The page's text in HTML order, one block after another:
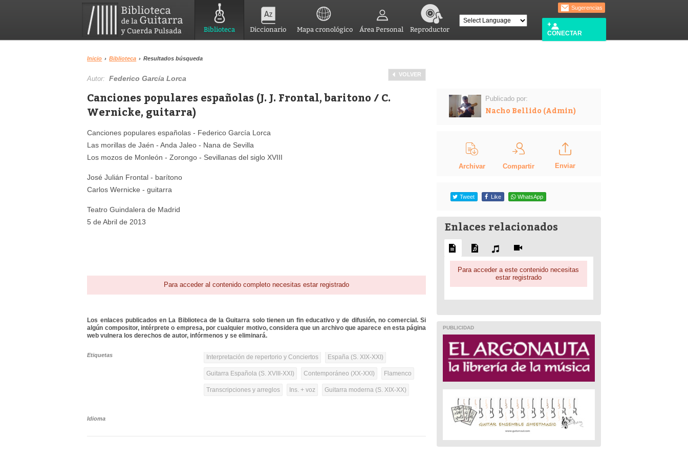
Biblioteca Diccionario Mapa cronológico Área Personal Reproductor
Sugerencias
CONECTAR
Inicio › Biblioteca › Resultados búsqueda
VOLVER
Autor:Federico García Lorca
Canciones populares españolas (J. J. Frontal, baritono / C.
Wernicke, guitarra)
Canciones populares españolas - Federico García Lorca
Las morillas de Jaén - Anda Jaleo - Nana de Sevilla
Los mozos de Monleón - Zorongo - Sevillanas del siglo XVIII
José Julián Frontal - barítono
Carlos Wernicke - guitarra
Teatro Guindalera de Madrid
5 de Abril de 2013
Para acceder al contenido completo necesitas estar registrado
Los enlaces publicados en La Biblioteca de la Guitarra solo tienen un fin educativo y de difusión, no comercial. Si
algún compositor, intérprete o empresa, por cualquier motivo, considera que un archivo que aparece en esta página
web vulnera los derechos de autor, infórmenos y se eliminará.
Etiquetas Interpretación de repertorio y Conciertos España (S. XIX-XXI)
Guitarra Española (S. XVIII-XXI) Contemporáneo (XX-XXI) Flamenco
Transcripciones y arreglos Ins. + voz Guitarra moderna (S. XIX-XX)
Idioma
Publicado por:
Nacho Bellido (Admin)
Archivar Compartir Enviar
Tweet Like WhatsApp
Enlaces relacionados
Para acceder a este contenido necesitas
estar registrado
PUBLICIDAD